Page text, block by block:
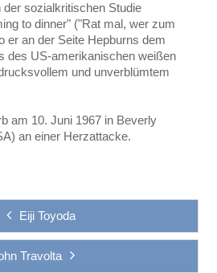
der sozialkritischen Studie
to dinner" ("Rat mal, wer zum
er an der Seite Hepburns dem
des US-amerikanischen weißen
und unverblümtem
am 10. Juni 1967 in Beverly
an einer Herzattacke.
Eiji Toyoda
Travolta